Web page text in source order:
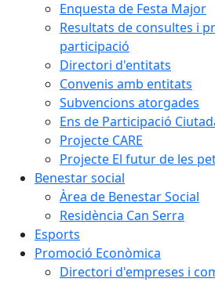
Enquesta de Festa Major
Resultats de consultes i
participació
Directori d'entitats
Convenis amb entitats
Subvencions atorgades
Ens de Participació
Projecte CARE
Projecte El futur de les
Benestar social
Àrea de Benestar Social
Residència Can Serra
Esports
Promoció Econòmica
Directori d'empreses i